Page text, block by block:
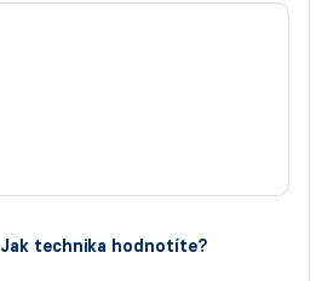
Jak technika hodnotíte?